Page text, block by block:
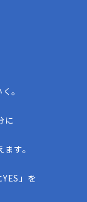
。
に
す。
」を